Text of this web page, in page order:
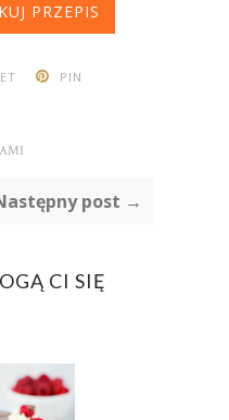
PRZEPIS
PIN
post →
CI SIĘ